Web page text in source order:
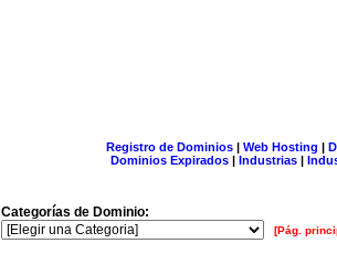
Registro de Dominios| Web Hosting |
Dominios Expirados | Industrias |
Categorías de Dominio:
[Pág.